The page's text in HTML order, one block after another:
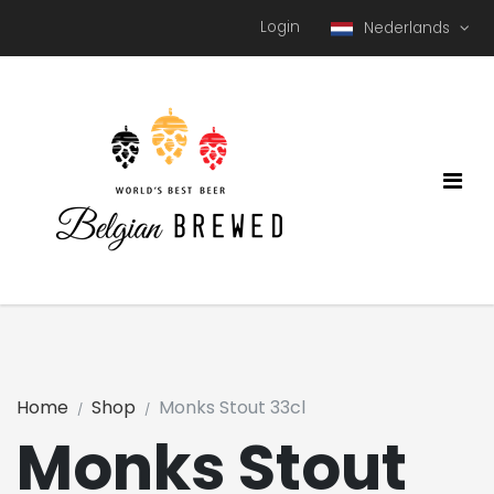
Login Nederlands
Monks Stout
Home Shop Monks Stout 33cl